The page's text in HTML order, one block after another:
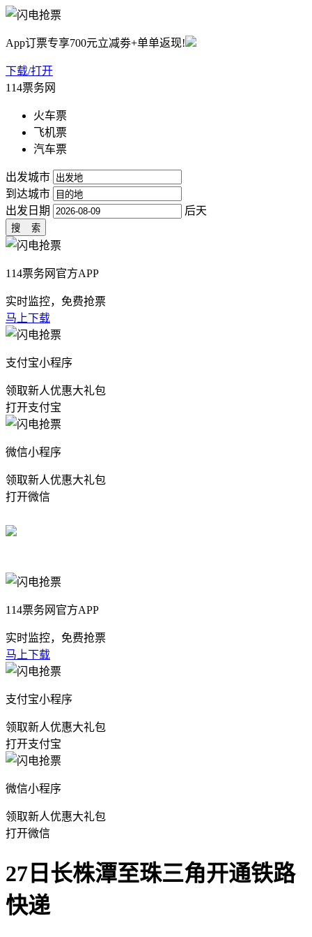
App订票专享700元立减劵+单单返现!
下载/打开
114票务网
火车票
飞机票
汽车票
出发城市
到达城市
出发日期
后天
114票务网官方APP
实时监控，免费抢票
马上下载
支付宝小程序
领取新人优惠大礼包
打开支付宝
微信小程序
领取新人优惠大礼包
打开微信
114票务网官方APP
实时监控，免费抢票
马上下载
支付宝小程序
领取新人优惠大礼包
打开支付宝
微信小程序
领取新人优惠大礼包
打开微信
27日长株潭至珠三角开通铁路
快递